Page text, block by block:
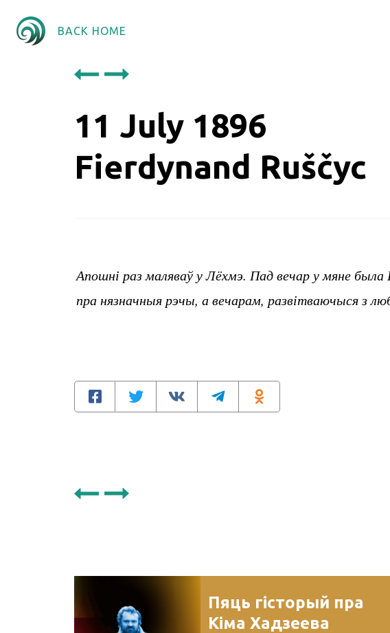
BACK HOME
11 July 1896
Fierdynand Ruščyc
Апошні раз маляваў у Лёхмэ. Пад вечар у мяне была
пра нязначныя рэчы, а вечарам, развітваючыся з
Пяць гісторый пра
Кіма Хадзеева